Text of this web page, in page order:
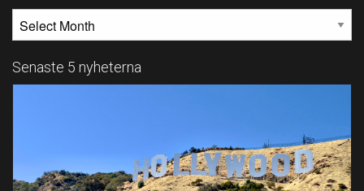
Senaste 5 nyheterna